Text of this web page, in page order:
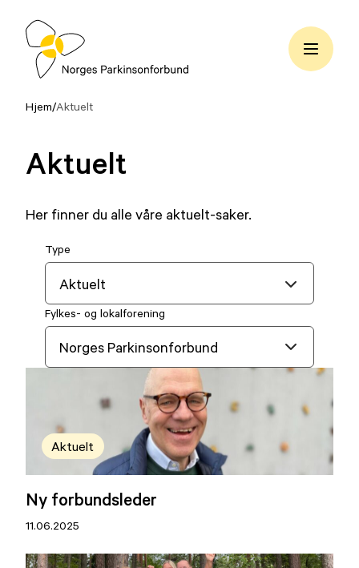
Hopp
innholdNorges
Hjem/Aktuelt
Aktuelt
Her finner du alle våre aktuelt-saker.
Type
Fylkes- og lokalforening
Aktuelt
Ny forbundsleder
11.06.2025